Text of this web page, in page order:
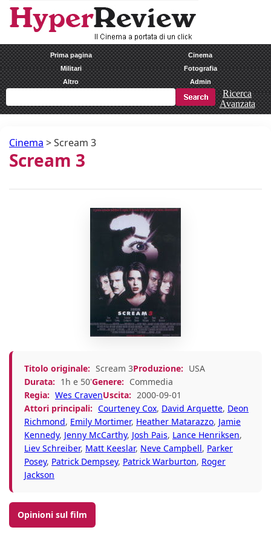
Prima pagina
Cinema
Militari
Fotografia
Altro
Admin
Ricerca
Avanzata
Cinema >Scream 3
Scream 3
Titolo originale: Scream 3Produzione: USA
Durata: 1h e 50'Genere: Commedia
Regia: Wes CravenUscita: 2000-09-01
Attori principali: Courteney Cox, David Arquette, Deon
Richmond, Emily Mortimer, Heather Matarazzo, Jamie
Kennedy, Jenny McCarthy, Josh Pais, Lance Henriksen,
Liev Schreiber, Matt Keeslar, Neve Campbell, Parker
Posey, Patrick Dempsey, Patrick Warburton, Roger
Jackson
Opinioni sul film